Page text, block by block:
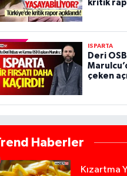
kritik
ISPARTA
Deri
çeken
Haberler
Kızartma